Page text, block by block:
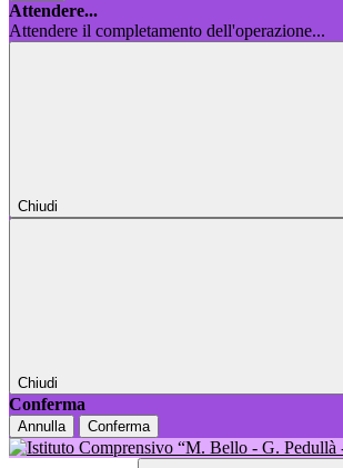
Attendere...
Attendere il completamento dell'operazione...
Chiudi
Chiudi
Conferma
Annulla Conferma